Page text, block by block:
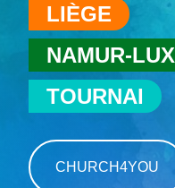
LIÈGE
NAMUR-LUX
TOURNAI
CHURCH4YOU